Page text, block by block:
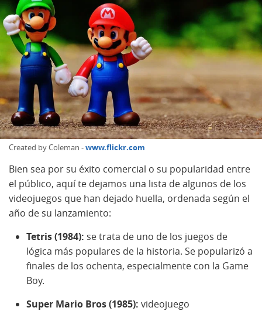
Created by Coleman -www.flickr.com
Bien sea por su éxito comercial o su popularidad entre
el público, aquí te dejamos una lista de algunos de los
videojuegos que han dejado huella, ordenada según el
año de su lanzamiento:
Tetris (1984): se trata de uno de los juegos de
lógica más populares de la historia. Se popularizó a
finales de los ochenta, especialmente con la Game
Boy.
Super Mario Bros (1985): videojuego